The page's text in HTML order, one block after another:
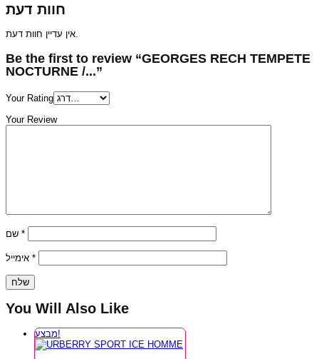
חוות דעת
Be the first to review “GEORGES RECH TEMPETE
NOCTURNE /...”
Your Rating
Your Review
*
*
You Will Also Like
מבצע!